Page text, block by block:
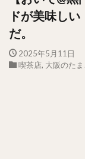
ドが美味し
だ。
2025年5月11日
喫茶店, 大阪のた